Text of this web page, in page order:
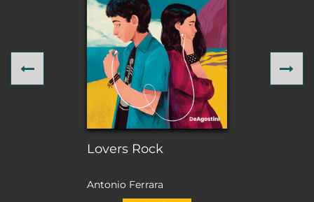
Lovers Rock
Antonio Ferrara
Previous